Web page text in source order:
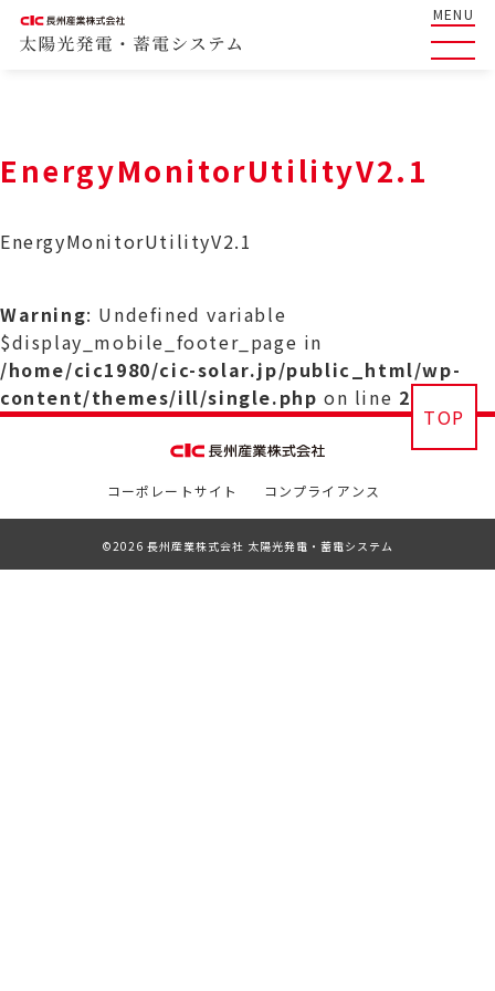
MENU
EnergyMonitorUtilityV2.1
EnergyMonitorUtilityV2.1
Warning: Undefined variable
$display_mobile_footer_page in
/home/cic1980/cic-solar.jp/public_html/wp-
content/themes/ill/single.php on line 29
TOP
コーポレートサイト コンプライアンス
©2026 長州産業株式会社 太陽光発電・蓄電システム